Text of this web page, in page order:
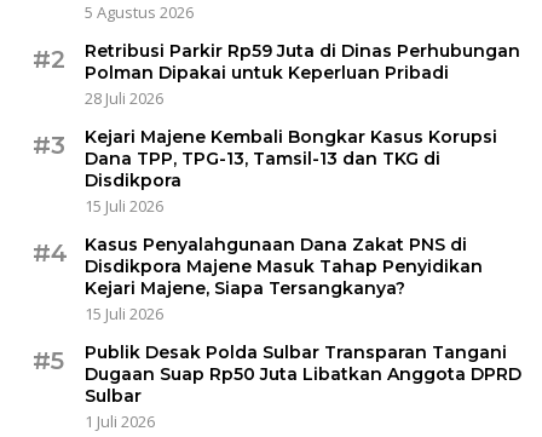
5 Agustus 2026
#2
Retribusi Parkir Rp59 Juta di Dinas Perhubungan
Polman Dipakai untuk Keperluan Pribadi
28 Juli 2026
#3
Kejari Majene Kembali Bongkar Kasus Korupsi
Dana TPP, TPG-13, Tamsil-13 dan TKG di
Disdikpora
15 Juli 2026
#4
Kasus Penyalahgunaan Dana Zakat PNS di
Disdikpora Majene Masuk Tahap Penyidikan
Kejari Majene, Siapa Tersangkanya?
15 Juli 2026
#5
Publik Desak Polda Sulbar Transparan Tangani
Dugaan Suap Rp50 Juta Libatkan Anggota DPRD
Sulbar
1 Juli 2026